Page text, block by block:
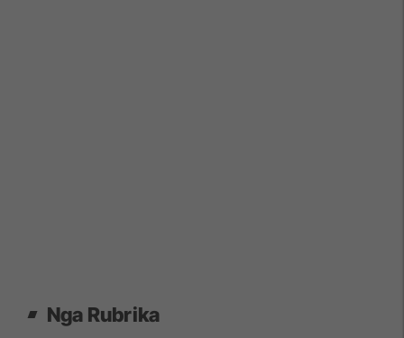
Nga Rubrika